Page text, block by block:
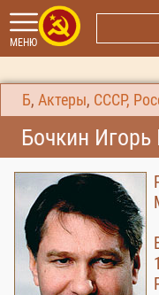
МЕНЮ
Б, Актеры, СССР,
Бочкин